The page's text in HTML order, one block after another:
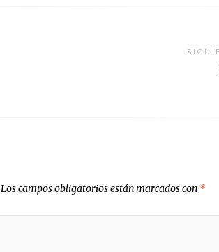
Los campos obligatorios están marcados con *